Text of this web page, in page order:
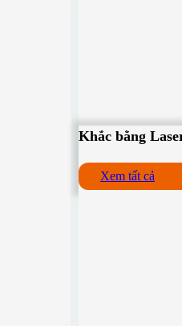
Khắc bằng
Xem tất cả